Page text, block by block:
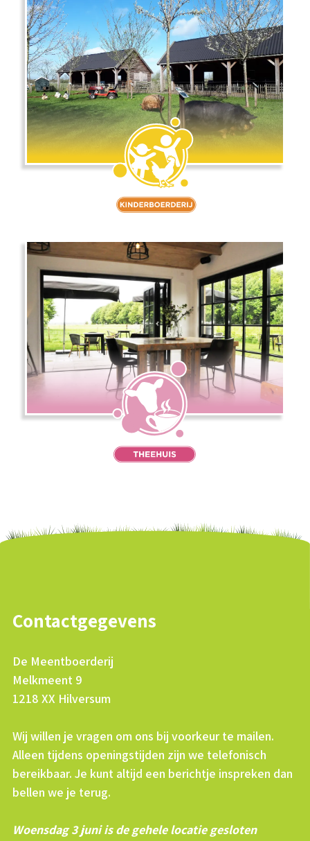
Contactgegevens
De Meentboerderij
Melkmeent 9
1218 XX Hilversum
Wij willen je vragen om ons bij voorkeur te mailen.
Alleen tijdens openingstijden zijn we telefonisch
bereikbaar. Je kunt altijd een berichtje inspreken dan
bellen we je terug.
Woensdag 3 juni is de gehele locatie gesloten